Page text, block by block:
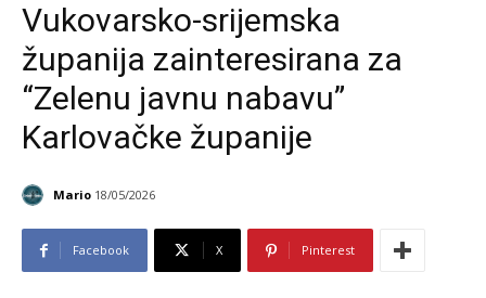
Vukovarsko-srijemska
županija zainteresirana za
“Zelenu javnu nabavu”
Karlovačke županije
Mario 18/05/2026
Facebook X Pinterest